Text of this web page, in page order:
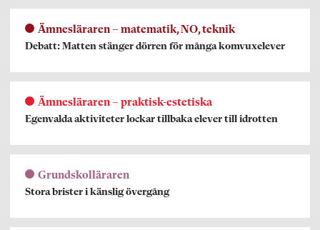
Ämnesläraren – matematik, NO, teknik
Debatt: Matten stänger dörren för många komvuxelever
Ämnesläraren – praktisk-estetiska
Egenvalda aktiviteter lockar tillbaka elever till idrotten
Grundskolläraren
Stora brister i känslig övergång